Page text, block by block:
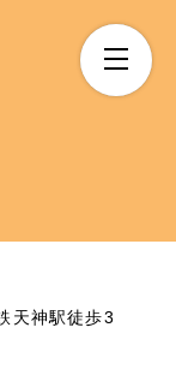
天神駅徒歩3